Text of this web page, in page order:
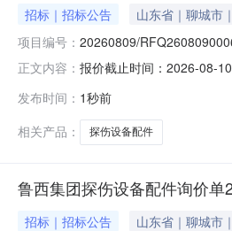
招标｜招标公告 山东省｜聊城市
项目编号： 20260809/
正文内容： 报价截止时间：2026-08-
发布时间： 1秒前
相关产品：
探伤设备配件
鲁西集团探伤设备配件询价单
招标｜招标公告 山东省｜聊城市